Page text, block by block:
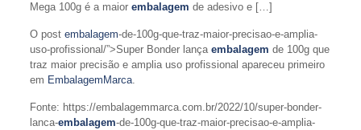
Mega 100g é a maior embalagem de adesivo e […]
O post embalagem-de-100g-que-traz-maior-precisao-e-amplia-
uso-profissional/”>Super Bonder lança embalagem de 100g que
traz maior precisão e amplia uso profissional apareceu primeiro
em EmbalagemMarca.
Fonte: https://embalagemmarca.com.br/2022/10/super-bonder-
lanca-embalagem-de-100g-que-traz-maior-precisao-e-amplia-